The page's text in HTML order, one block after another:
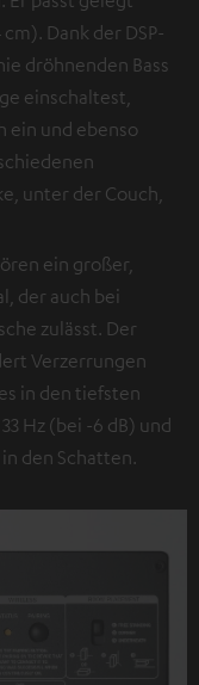
Dank der DSP-
dröhnenden Bass
einschaltest,
ein und ebenso
unter der Couch,
ein großer,
der auch bei
zulässt. Der
Verzerrungen
in den tiefsten
Hz (bei -6 dB) und
den Schatten.